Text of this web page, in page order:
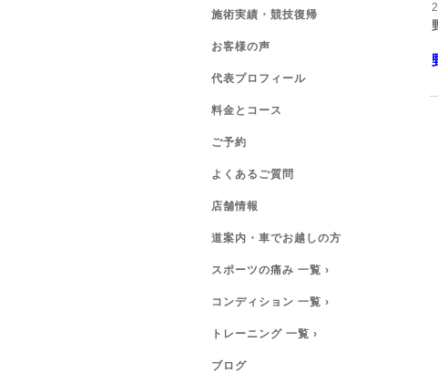
施術実績・競技復帰
お客様の声
代表プロフィール
料金とコース
ご予約
よくあるご質問
店舗情報
道案内・車でお越しの方
スポーツの痛み 一覧 ›
コンディション 一覧 ›
トレーニング 一覧 ›
ブログ